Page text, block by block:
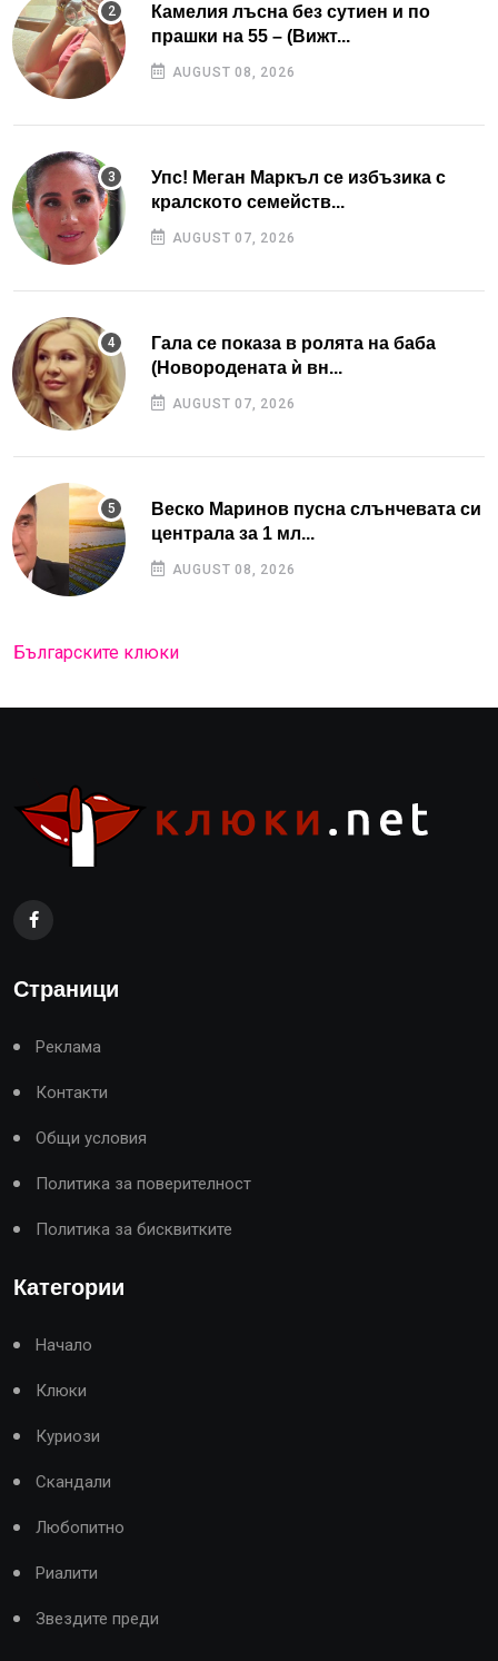
Камелия лъсна без сутиен и по
прашки на 55 – (Вижт...
AUGUST 08, 2026
Упс! Меган Маркъл се избъзика с
кралското семейств...
AUGUST 07, 2026
Гала се показа в ролята на баба
(Новородената ѝ вн...
AUGUST 07, 2026
Веско Маринов пусна слънчевата си
централа за 1 мл...
AUGUST 08, 2026
Българските клюки
Страници
Реклама
Контакти
Общи условия
Политика за поверителност
Политика за бисквитките
Категории
Начало
Клюки
Куриози
Скандали
Любопитно
Риалити
Звездите преди